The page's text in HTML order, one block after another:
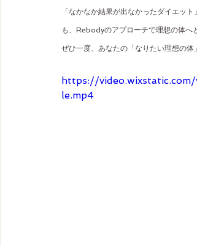
「なかなか結果が出なかったダイエット」
も、Rebodyのアプローチで理想の体へ
ぜひ一度、あなたの「なりたい理想の
https://
le.mp4